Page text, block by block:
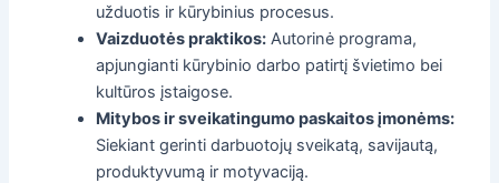
užduotis ir kūrybinius procesus.
Vaizduotės praktikos: Autorinė programa,
apjungianti kūrybinio darbo patirtį švietimo bei
kultūros įstaigose.
Mitybos ir sveikatingumo paskaitos įmonėms:
Siekiant gerinti darbuotojų sveikatą, savijautą,
produktyvumą ir motyvaciją.